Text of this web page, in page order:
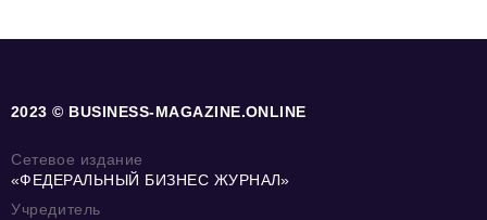
2023 © BUSINESS-MAGAZINE.ONLINE
Сетевое издание
«ФЕДЕРАЛЬНЫЙ БИЗНЕС ЖУРНАЛ»
Учредитель